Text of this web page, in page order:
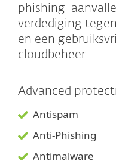
phishing-
verdediging
en een
cloudbeheer.
Advanced
Antispam
Anti-Phishing
Antimalware